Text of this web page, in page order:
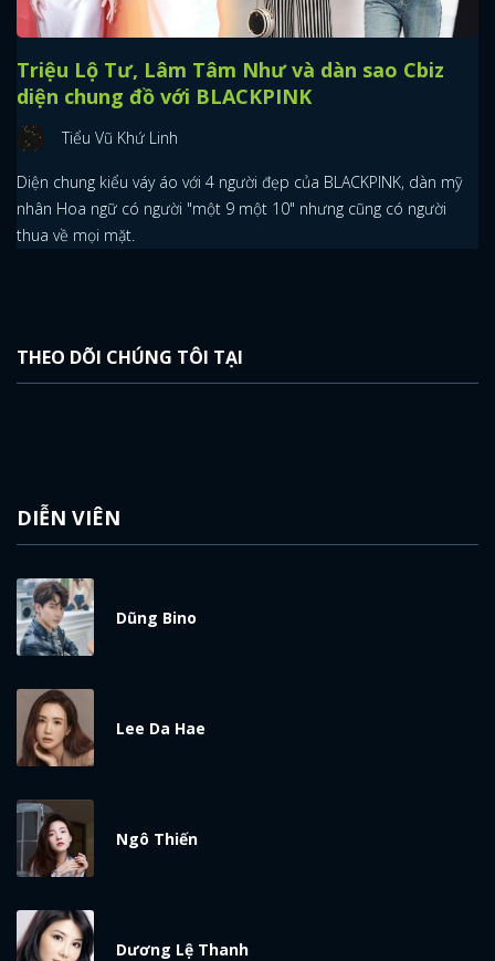
Triệu Lộ Tư, Lâm Tâm Như và dàn sao Cbiz
diện chung đồ với BLACKPINK
Tiểu Vũ Khứ Linh
Diện chung kiểu váy áo với 4 người đẹp của BLACKPINK, dàn mỹ
nhân Hoa ngữ có người "một 9 một 10" nhưng cũng có người
thua về mọi mặt.
THEO DÕI CHÚNG TÔI TẠI
DIỄN VIÊN
Dũng Bino
Lee Da Hae
Ngô Thiến
Dương Lệ Thanh